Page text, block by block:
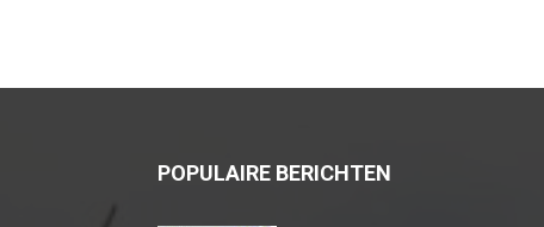
POPULAIRE BERICHTEN